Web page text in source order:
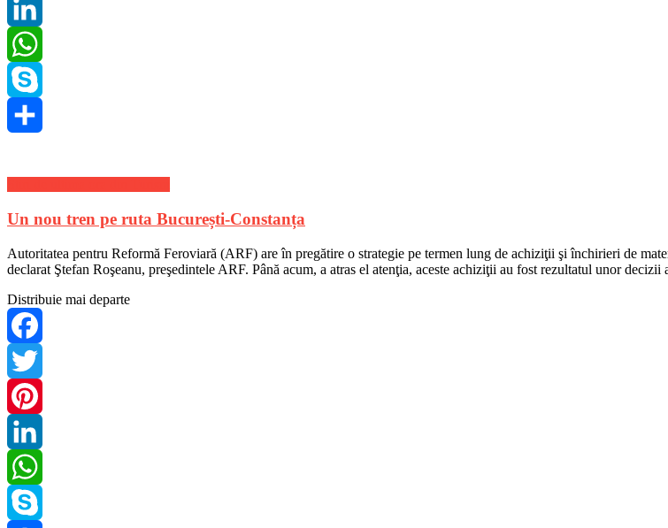
Pinterest
LinkedIn
WhatsApp
Skype
Un nou tren pe ruta București-Constanța
Autoritatea pentru Reformă Feroviară (ARF) are în pregătire o strategie pe termen lung de achiziţii şi închirieri de
declarat Ştefan Roşeanu, preşedintele ARF. Până acum, a atras el atenţia, aceste achiziţii au fost rezultatul unor
Distribuie mai departe
Facebook
Twitter
Pinterest
LinkedIn
WhatsApp